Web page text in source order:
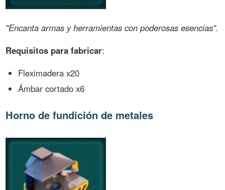
"Encanta armas y herramientas con poderosas esencias".
Requisitos para fabricar:
Fleximadera x20
Ámbar cortado x6
Horno de fundición de metales